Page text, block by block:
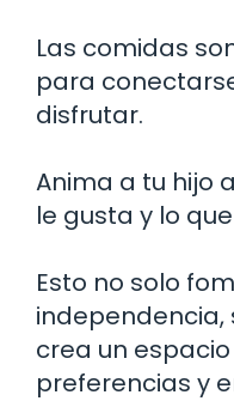
Las comidas
para
disfrutar.
Anima a tu hijo
le gusta y lo
Esto no solo
independencia,
crea un
preferencias y